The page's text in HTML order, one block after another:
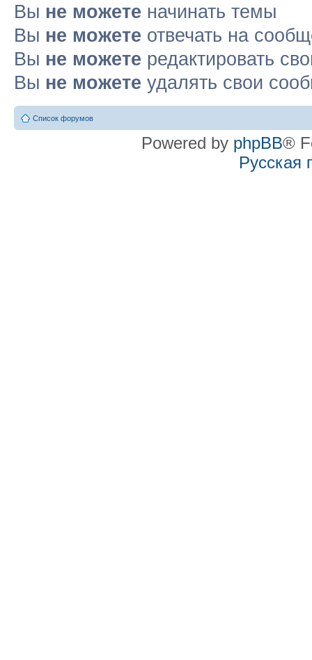
Вы не можете начинать темы
Вы не можете отвечать на
Вы не можете редактировать
Вы не можете удалять свои
Список форумов
Powered by phpBB®
Русская